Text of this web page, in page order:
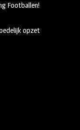
Footballen!
opzet